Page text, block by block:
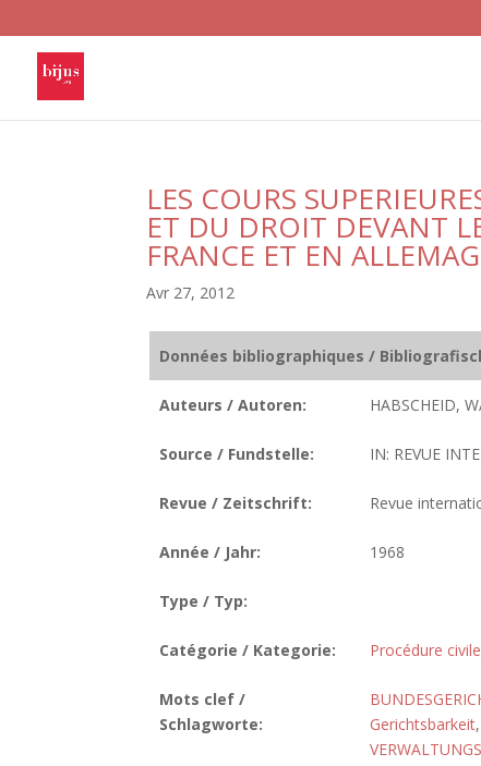
LES COURS
ET DU DROIT DEVANT
FRANCE ET EN
Avr 27, 2012
Données bibliographiques /
Auteurs / Autoren: HABSCHEID,
Source / Fundstelle: IN: REVUE
Revue / Zeitschrift: Revue
Année / Jahr: 1968
Type / Typ:
Catégorie / Kategorie: Procédure civile
Mots clef /
Schlagworte:
Gerichtsbarkeit,